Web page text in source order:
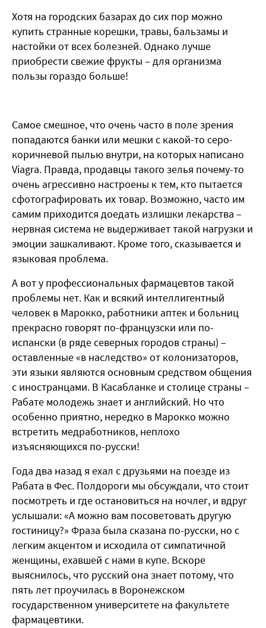
Хотя на городских базарах до сих пор можно
купить странные корешки, травы, бальзамы и
настойки от всех болезней. Однако лучше
приобрести свежие фрукты – для организма
пользы гораздо больше!
Самое смешное, что очень часто в поле зрения
попадаются банки или мешки с какой-то серо-
коричневой пылью внутри, на которых написано
Viagra. Правда, продавцы такого зелья почему-то
очень агрессивно настроены к тем, кто пытается
сфотографировать их товар. Возможно, часто им
самим приходится доедать излишки лекарства –
нервная система не выдерживает такой нагрузки и
эмоции зашкаливают. Кроме того, сказывается и
языковая проблема.
А вот у профессиональных фармацевтов такой
проблемы нет. Как и всякий интеллигентный
человек в Марокко, работники аптек и больниц
прекрасно говорят по-французски или по-
испански (в ряде северных городов страны) –
оставленные «в наследство» от колонизаторов,
эти языки являются основным средством общения
с иностранцами. В Касабланке и столице страны –
Рабате молодежь знает и английский. Но что
особенно приятно, нередко в Марокко можно
встретить медработников, неплохо
изъясняющихся по-русски!
Года два назад я ехал с друзьями на поезде из
Рабата в Фес. Полдороги мы обсуждали, что стоит
посмотреть и где остановиться на ночлег, и вдруг
услышали: «А можно вам посоветовать другую
гостиницу?» Фраза была сказана по-русски, но с
легким акцентом и исходила от симпатичной
женщины, ехавшей с нами в купе. Вскоре
выяснилось, что русский она знает потому, что
пять лет проучилась в Воронежском
государственном университете на факультете
фармацевтики.